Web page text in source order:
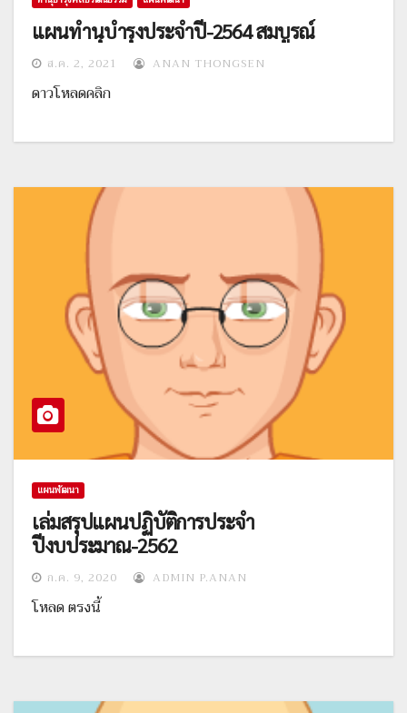
แผนทำนุบำรุงประจำปี-2564 สมบูรณ์
ส.ค. 2, 2021 ANAN THONGSEN
ดาวโหลดคลิก
แผนพัฒนา
เล่มสรุปแผนปฏิบัติการประจำ
ปีงบประมาณ-2562
ก.ค. 9, 2020 ADMIN P.ANAN
โหลด ตรงนี้